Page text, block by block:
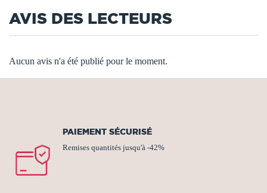
AVIS DES LECTEURS
Aucun avis n'a été publié pour le moment.
PAIEMENT SÉCURISÉ
Remises quantités jusqu'à -42%